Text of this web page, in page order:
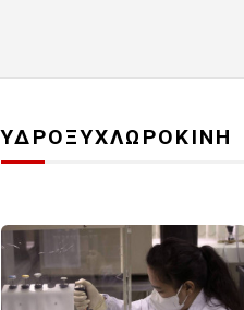
ΥΔΡΟΞΥΧΛΩΡΟΚΙΝΗ